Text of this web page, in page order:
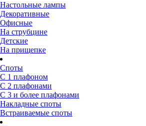
Настольные лампы
Декоративные
Офисные
На струбцине
Детские
На прищепке
Споты
С 1 плафоном
С 2 плафонами
С 3 и более плафонами
Накладные споты
Встраиваемые споты